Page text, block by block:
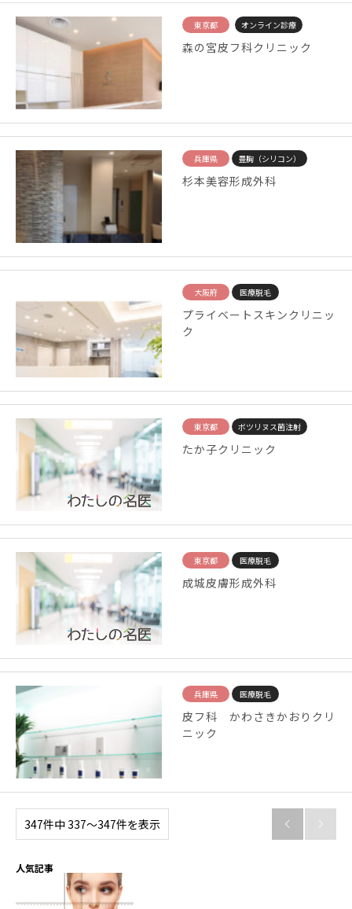
東京都 オンライン診療
森の宮皮フ科クリニック
兵庫県 豊胸（シリコン）
杉本美容形成外科
大阪府 医療脱毛
プライベートスキンクリニッ
ク
東京都 ボツリヌス菌注射
たか子クリニック
東京都 医療脱毛
成城皮膚形成外科
兵庫県 医療脱毛
皮フ科 かわさきかおりクリ
ニック
347件中 337〜347件を表示  
人気記事